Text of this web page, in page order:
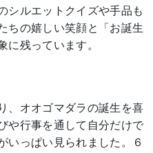
シルエットクイズや手品も
ちの嬉しい笑顔と「お誕生
に残っています。
、オオゴマダラの誕生を喜
や行事を通して自分だけで
いっぱい見られました。６